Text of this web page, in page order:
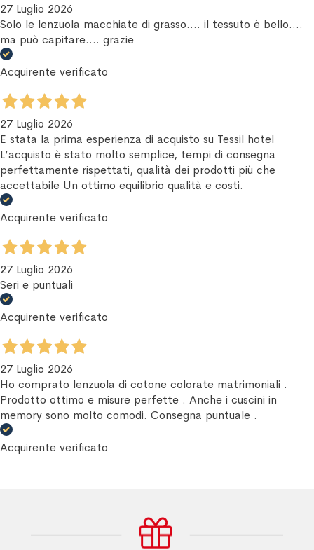
27 Luglio 2026
Solo le lenzuola macchiate di grasso.... il tessuto è bello....
ma può capitare.... grazie
Acquirente verificato
27 Luglio 2026
E stata la prima esperienza di acquisto su Tessil hotel
L’acquisto è stato molto semplice, tempi di consegna
perfettamente rispettati, qualità dei prodotti più che
accettabile Un ottimo equilibrio qualità e costi.
Acquirente verificato
27 Luglio 2026
Seri e puntuali
Acquirente verificato
27 Luglio 2026
Ho comprato lenzuola di cotone colorate matrimoniali .
Prodotto ottimo e misure perfette . Anche i cuscini in
memory sono molto comodi. Consegna puntuale .
Acquirente verificato